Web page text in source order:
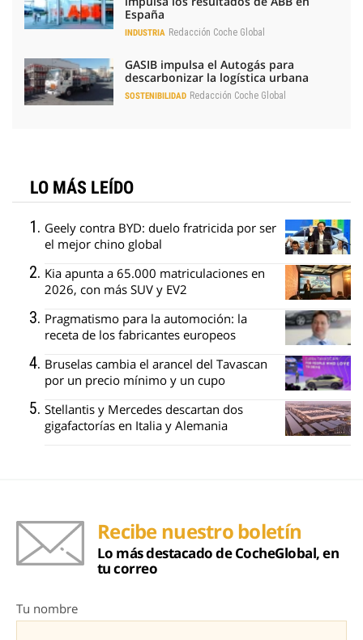
España
INDUSTRIA Redacción Coche Global
GASIB impulsa el Autogás para
descarbonizar la logística urbana
SOSTENIBILIDAD Redacción Coche Global
LO MÁS LEÍDO
Geely contra BYD: duelo fratricida por ser
el mejor chino global
Kia apunta a 65.000 matriculaciones en
2026, con más SUV y EV2
Pragmatismo para la automoción: la
receta de los fabricantes europeos
Bruselas cambia el arancel del Tavascan
por un precio mínimo y un cupo
Stellantis y Mercedes descartan dos
gigafactorías en Italia y Alemania
Recibe nuestro boletín
Lo más destacado de CocheGlobal, en
tu correo
Tu nombre